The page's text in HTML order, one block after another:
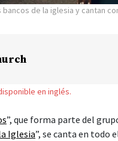
de la iglesia y cantan
en inglés.
”, que forma parte del
Iglesia”, se canta en todo